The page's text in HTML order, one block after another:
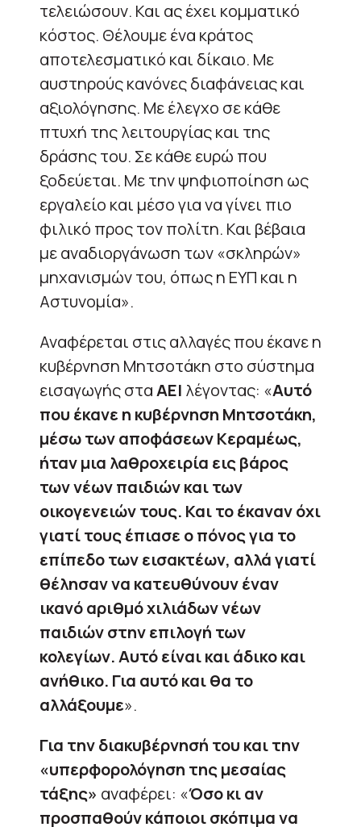
τελειώσουν. Και ας έχει κομματικό
κόστος. Θέλουμε ένα κράτος
αποτελεσματικό και δίκαιο. Με
αυστηρούς κανόνες διαφάνειας και
αξιολόγησης. Με έλεγχο σε κάθε
πτυχή της λειτουργίας και της
δράσης του. Σε κάθε ευρώ που
ξοδεύεται. Με την ψηφιοποίηση ως
εργαλείο και μέσο για να γίνει πιο
φιλικό προς τον πολίτη. Και βέβαια
με αναδιοργάνωση των «σκληρών»
μηχανισμών του, όπως η ΕΥΠ και η
Αστυνομία».
Αναφέρεται στις αλλαγές που έκανε η
κυβέρνηση Μητσοτάκη στο σύστημα
εισαγωγής σταΑΕΙ λέγοντας: «Αυτό
που έκανε η κυβέρνηση Μητσοτάκη,
μέσω των αποφάσεων Κεραμέως,
ήταν μια λαθροχειρία εις βάρος
των νέων παιδιών και των
οικογενειών τους. Και το έκαναν όχι
γιατί τους έπιασε ο πόνος για το
επίπεδο των εισακτέων, αλλά γιατί
θέλησαν να κατευθύνουν έναν
ικανό αριθμό χιλιάδων νέων
παιδιών στην επιλογή των
κολεγίων. Αυτό είναι και άδικο και
ανήθικο. Για αυτό και θα το
αλλάξουμε».
Για την διακυβέρνησή του και την
«υπερφορολόγηση της μεσαίας
τάξης» αναφέρει: «Όσο κι αν
προσπαθούν κάποιοι σκόπιμα να